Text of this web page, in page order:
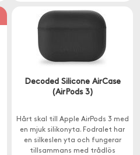
Decoded Silicone AirCase
(AirPods 3)
Hårt skal till Apple AirPods 3 med
en mjuk silikonyta. Fodralet har
en silkeslen yta och fungerar
tillsammans med trådlös